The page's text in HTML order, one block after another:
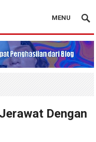
MENU
Dengan